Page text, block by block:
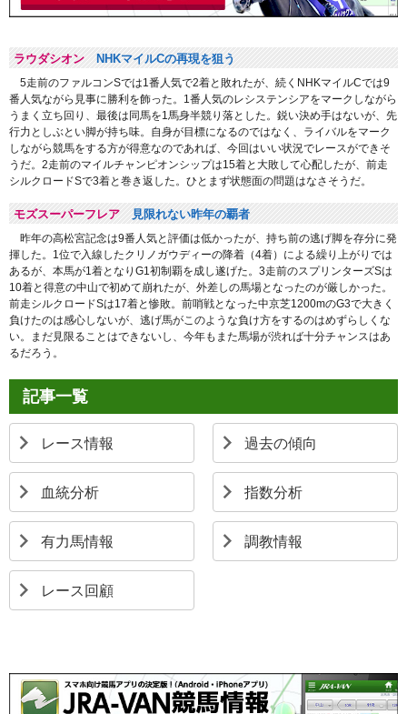
ラウダシオン NHKマイルCの再現を狙う
5走前のファルコンSでは1番人気で2着と敗れたが、続くNHKマイルCでは9
番人気ながら見事に勝利を飾った。1番人気のレシステンシアをマークしながら
うまく立ち回り、最後は同馬を1馬身半競り落とした。鋭い決め手はないが、先
行力としぶとい脚が持ち味。自身が目標になるのではなく、ライバルをマーク
しながら競馬をする方が得意なのであれば、今回はいい状況でレースができそ
うだ。2走前のマイルチャンピオンシップは15着と大敗して心配したが、前走
シルクロードSで3着と巻き返した。ひとまず状態面の問題はなさそうだ。
モズスーパーフレア 見限れない昨年の覇者
昨年の高松宮記念は9番人気と評価は低かったが、持ち前の逃げ脚を存分に発
揮した。1位で入線したクリノガウディーの降着（4着）による繰り上がりでは
あるが、本馬が1着となりG1初制覇を成し遂げた。3走前のスプリンターズSは
10着と得意の中山で初めて崩れたが、外差しの馬場となったのが厳しかった。
前走シルクロードSは17着と惨敗。前哨戦となった中京芝1200mのG3で大きく
負けたのは感心しないが、逃げ馬がこのような負け方をするのはめずらしくな
い。まだ見限ることはできないし、今年もまた馬場が渋れば十分チャンスはあ
るだろう。
記事一覧
レース情報 過去の傾向
血統分析 指数分析
有力馬情報 調教情報
レース回顧